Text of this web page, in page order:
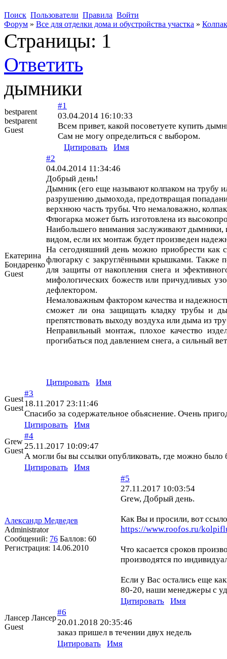
Поиск Пользователи Правила Войти
Форум » Все для отделки дома и обустройства участка »
Страницы: 1
Ответить
дымники
bestparent
bestparent
Guest
#1
03.04.2014 16:10:33
Всем привет, какой посоветуете купить
Сам не могу определиться с выбором.
Цитировать
Имя
Екатерина
Бондаренко
Guest
#2
04.04.2014 11:34:46
Добрый день!
Дымник (его еще называют колпаком на трубу
разрушению дымохода, предотвращая
верхнюю часть трубы. Что немаловажно,
Флюгарка может быть изготовлена из
Наибольшего внимания заслуживают дымники,
видом, если их монтаж будет произведен
На сегодняшний день можно приобрести как
флюгарку с закруглёнными крышками. Также
для защиты от накопления снега и
мифологических божеств или причудливых
дефлектором.
Немаловажным фактором качества и
сможет ли она защищать кладку трубы и
препятствовать выходу воздуха или дыма из
Неправильный монтаж, плохое качество
прогибаться под давлением снега, а сильный
Цитировать Имя
Guest
Guest
#3
18.11.2017 23:11:46
Спасибо за содержательное обьяснение. Очень
Цитировать
Имя
Grew
Guest
#4
25.11.2017 10:09:47
А могли бы вы ссылки опубликовать, где можно было
Цитировать
Имя
Александр Медведев
Administrator
Сообщений: 76 Баллов: 60
Регистрация: 14.06.2010
#5
27.11.2017 10:03:54
Grew, Добрый день.
Как Вы и просили, вот
https://www.roofos.ru/
Что касается сроков
производятся по
Если у Вас остались еще
80-20, наши менеджеры с
Цитировать
Имя
Лансер Лансер
Guest
#6
20.01.2018 20:35:46
заказ пришел в течении двух недель
Цитировать
Имя